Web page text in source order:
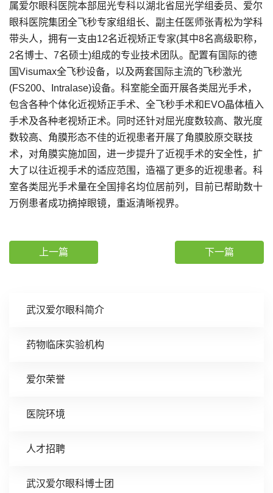
武汉爱尔眼科简介
药物临床实验机构
爱尔荣誉
医院环境
人才招聘
武汉爱尔眼科博士团
属爱尔眼科医院本部屈光专科以湖北省屈光学组委员、爱尔
眼科医院集团全飞秒专家组组长、副主任医师张青松为学科
带头人，拥有一支由12名近视矫正专家(其中8名高级职称，
2名博士、7名硕士)组成的专业技术团队。配置有国际的德
国Visumax全飞秒设备，以及两套国际主流的飞秒激光
(FS200、Intralase)设备。科室能全面开展各类屈光手术，
包含各种个体化近视矫正手术、全飞秒手术和EVO晶体植入
手术及各种老视矫正术。同时还针对屈光度数较高、散光度
数较高、角膜形态不佳的近视患者开展了角膜胶原交联技
术，对角膜实施加固，进一步提升了近视手术的安全性，扩
大了以往近视手术的适应范围，造福了更多的近视患者。科
室各类屈光手术量在全国排名均位居前列，目前已帮助数十
万例患者成功摘掉眼镜，重返清晰视界。
上一篇 下一篇